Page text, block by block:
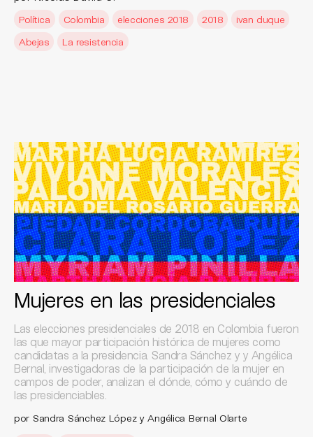
Política
Colombia elecciones 2018 2018
ivan duque
Abejas
La resistencia
Mujeres en las presidenciales
Las elecciones presidenciales de 2018 en Colombia fueron
las que mayor participación histórica de mujeres como
candidatas a la presidencia. Sandra Sánchez y y Angélica
Bernal, investigadoras de la participación de la mujer en
campos de poder, analizan el dónde, cómo y cuándo de
las presidenciables.
por Sandra Sánchez López y Angélica Bernal Olarte